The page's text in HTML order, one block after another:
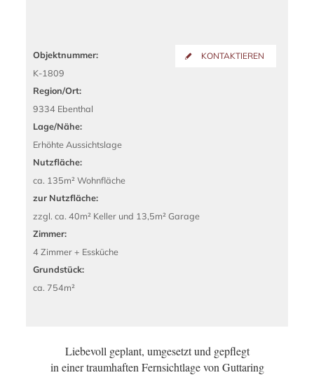
KONTAKTIEREN
Objektnummer:
K-1809
Region/Ort:
9334 Ebenthal
Lage/Nähe:
Erhöhte Aussichtslage
Nutzfläche:
ca. 135m² Wohnfläche
zur Nutzfläche:
zzgl. ca. 40m² Keller und 13,5m² Garage
Zimmer:
4 Zimmer + Essküche
Grundstück:
ca. 754m²
Liebevoll geplant, umgesetzt und gepflegt
in einer traumhaften Fernsichtlage von Guttaring